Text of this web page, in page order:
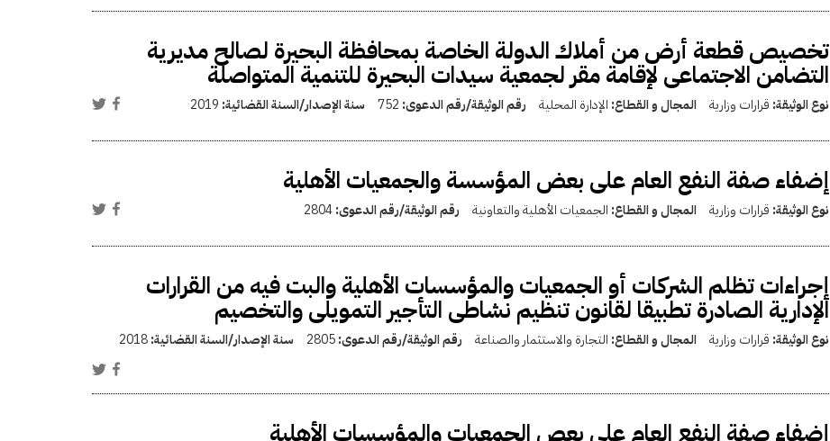
تخصيص قطعة أرض من أملاك الدولة الخاصة بمحافظة البحيرة لصالح مديرية
التضامن الاجتماعى لإقامة مقر لجمعية سيدات البحيرة للتنمية المتواصلة
نوع الوثيقة: قرارات وزارية المجال و القطاع: الإدارة المحلية رقم الوثيقة/رقم الدعوى: 752 سنة الإصدار/السنة القضائية: 2019
إضفاء صفة النفع العام على بعض المؤسسة والجمعيات الأهلية
نوع الوثيقة: قرارات وزارية المجال و القطاع: الجمعيات الأهلية والتعاونية رقم الوثيقة/رقم الدعوى:2804
إجراءات تظلم الشركات أو الجمعيات والمؤسسات الأهلية والبت فيه من القرارات
الإدارية الصادرة تطبيقا لقانون تنظيم نشاطى التأجير التمويلى والتخصيم
نوع الوثيقة: قرارات وزارية المجال و القطاع: التجارة والاستثمار والصناعة رقم الوثيقة/رقم الدعوى:2805 سنة الإصدار/السنة القضائية:2018
إضفاء صفة النفع العام على بعص الجمعيات والمؤسسات الأهلية